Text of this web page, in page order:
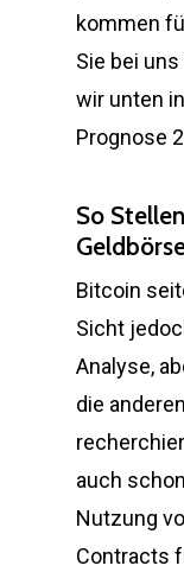
kommen
Sie bei
wir unten
Prognose
So
Bitcoin
Sicht
Analyse,
die
auch
Nutzung
Contracts